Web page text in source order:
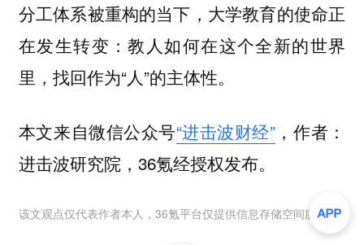
分工体系被重构的当下，大学教育的使命正
在发生转变：教人如何在这个全新的世界
里，找回作为“人”的主体性。
本文来自微信公众号“进击波财经”，作者：
进击波研究院，36氪经授权发布。
该文观点仅代表作者本人，36氪平台仅提供信息存储空间服务。